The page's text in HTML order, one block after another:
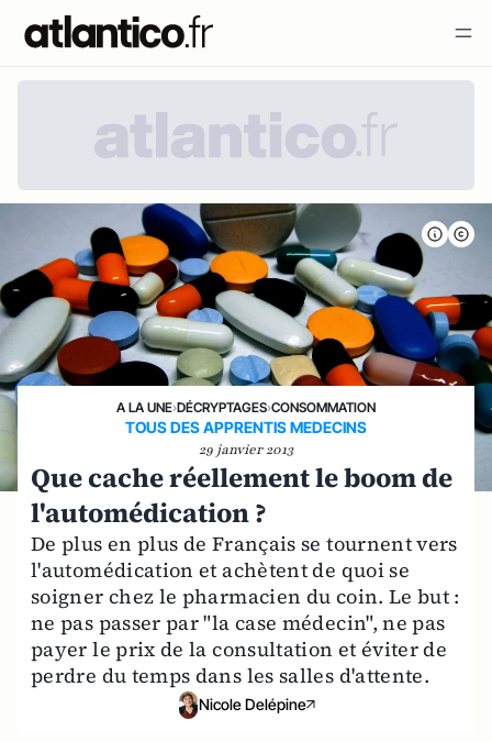
A LA UNE›DÉCRYPTAGES›CONSOMMATION
TOUS DES APPRENTIS MEDECINS
29 janvier 2013
Que cache réellement le boom de
l'automédication ?
De plus en plus de Français se tournent vers
l'automédication et achètent de quoi se
soigner chez le pharmacien du coin. Le but :
ne pas passer par "la case médecin", ne pas
payer le prix de la consultation et éviter de
perdre du temps dans les salles d'attente.
Nicole Delépine